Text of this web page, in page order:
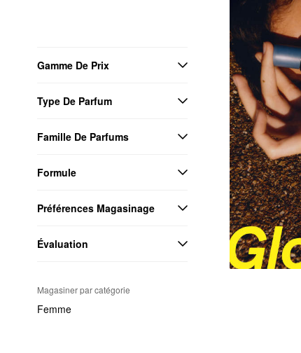
Gamme De Prix
Type De Parfum
Famille De Parfums
Formule
Préférences Magasinage
Évaluation
Magasiner par catégorie
Femme